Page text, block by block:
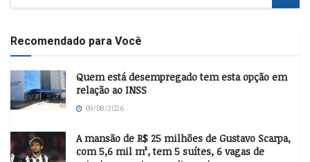
Recomendado para Você
Quem está desempregado tem esta opção em
relação ao INSS
09/08/2026
A mansão de R$ 25 milhões de Gustavo Scarpa,
com 5,6 mil m², tem 5 suítes, 6 vagas de